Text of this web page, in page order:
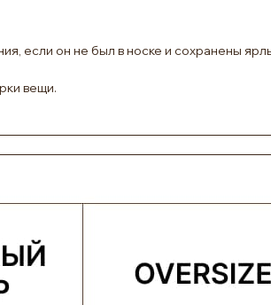
если он не был в носке и сохранены
вещи.